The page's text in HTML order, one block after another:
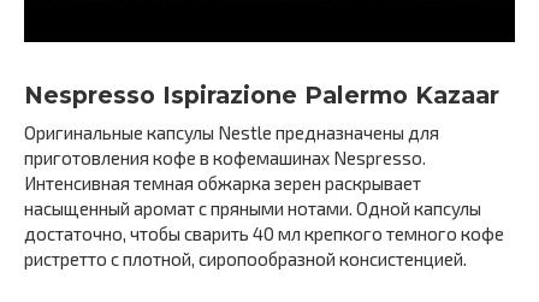
Nespresso Ispirazione Palermo Kazaar
Оригинальные капсулы Nestle предназначены для
приготовления кофе в кофемашинах Nespresso.
Интенсивная темная обжарка зерен раскрывает
насыщенный аромат с пряными нотами. Одной капсулы
достаточно, чтобы сварить 40 мл крепкого темного кофе
ристретто с плотной, сиропообразной консистенцией.